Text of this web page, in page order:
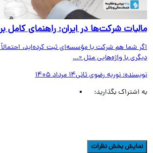
شرکت‌ها در ایران: راهنمای کامل برای
شما هم شرکت یا مؤسسه‌ای ثبت کرده‌اید، احتمالاً
با واژه‌هایی مثل «...
نوریه رضوی ثانی14 مرداد 1405
اشتراک بگذارید:
بخش نظرات